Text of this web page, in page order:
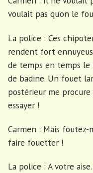
voulait pas qu’on le
La police : Ces
rendent fort
de temps en temps le
de badine. Un fouet
postérieur me procure
essayer !
Carmen : Mais foutez-
faire fouetter !
La police : A votre